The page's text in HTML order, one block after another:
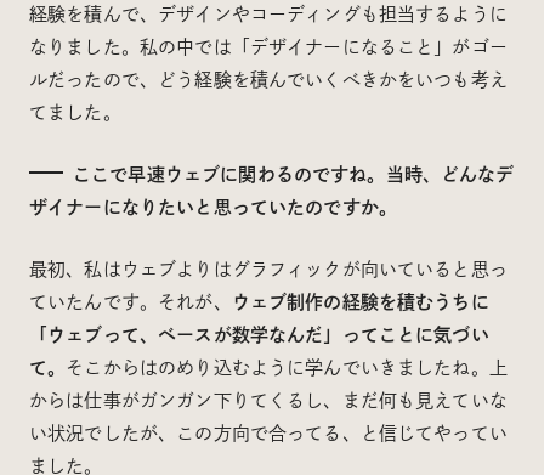
経験を積んで、デザインやコーディングも担当するように
なりました。私の中では「デザイナーになること」がゴー
ルだったので、どう経験を積んでいくべきかをいつも考え
てました。
ここで早速ウェブに関わるのですね。当時、どんなデ
ザイナーになりたいと思っていたのですか。
最初、私はウェブよりはグラフィックが向いていると思っ
ていたんです。それが、
ウェブ制作の経験を積むうちに
「ウェブって、ベースが数学なんだ」ってことに気づい
て。 そこからはのめり込むように学んでいきましたね。上
からは仕事がガンガン下りてくるし、まだ何も見えていな
い状況でしたが、この方向で合ってる、と信じてやってい
ました。